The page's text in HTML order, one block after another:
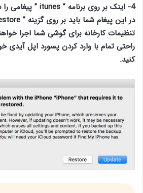
4- اینک بر روی برنامه ”
itunes ” پیغامی
در این پیغام شما باید بر روی گزینه ”
تنظیمات کارخانه برای گوشی شما اجرا
راحتی تمام با وارد کردن پسورد اپل آیدی
کنید.